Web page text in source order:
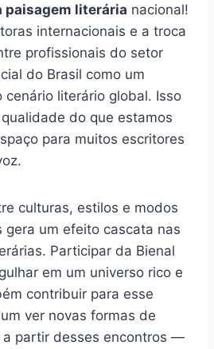
paisagem literária nacional!
internacionais e a troca
profissionais do setor
do Brasil como um
literário global. Isso
do que estamos
para muitos escritores
culturas, estilos e modos
gera um efeito cascata nas
Participar da Bienal
em um universo rico e
contribuir para esse
ver novas formas de
a partir desses encontros —